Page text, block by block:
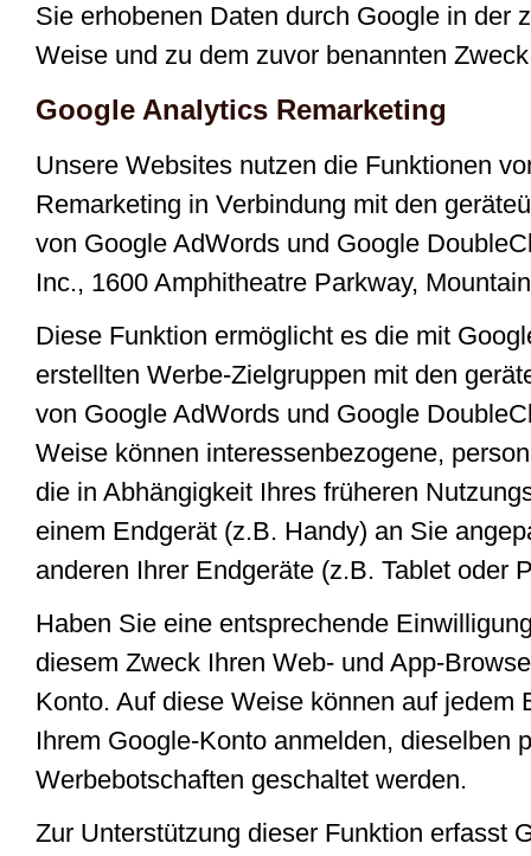
Sie erhobenen Daten durch Google in der
Weise und zu dem zuvor benannten
Google Analytics Remarketing
Unsere Websites nutzen die Funktionen
Remarketing in Verbindung mit den
von Google AdWords und Google
Inc., 1600 Amphitheatre Parkway,
Diese Funktion ermöglicht es die mit
erstellten Werbe-Zielgruppen mit den
von Google AdWords und Google
Weise können interessenbezogene,
die in Abhängigkeit Ihres früheren
einem Endgerät (z.B. Handy) an Sie
anderen Ihrer Endgeräte (z.B. Tablet oder
Haben Sie eine entsprechende
diesem Zweck Ihren Web- und App-
Konto. Auf diese Weise können auf jedem
Ihrem Google-Konto anmelden, dieselben
Werbebotschaften geschaltet werden.
Zur Unterstützung dieser Funktion erfasst